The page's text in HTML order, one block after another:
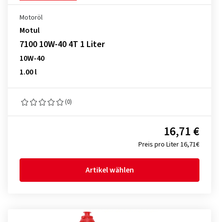
Motoröl
Motul
7100 10W-40 4T 1 Liter
10W-40
1.00 l
(0)
Preis pro Liter 16,71€
16,71 €
Artikel wählen